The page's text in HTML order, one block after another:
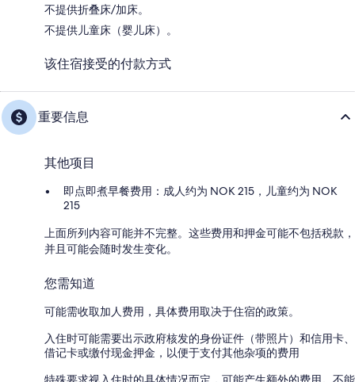
不提供折叠床/加床。
不提供儿童床（婴儿床）。
该住宿接受的付款方式
重要信息
其他项目
即点即煮早餐费用：成人约为 NOK 215，儿童约为 NOK
215
上面所列内容可能并不完整。这些费用和押金可能不包括税款，
并且可能会随时发生变化。
您需知道
可能需收取加人费用，具体费用取决于住宿的政策。
入住时可能需要出示政府核发的身份证件（带照片）和信用卡、
借记卡或缴付现金押金，以便于支付其他杂项的费用